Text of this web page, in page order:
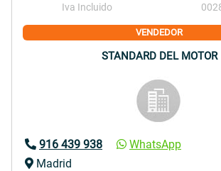
Iva Incluido
VENDEDOR
STANDARD DEL MOTOR
916 439 938
WhatsApp
Madrid